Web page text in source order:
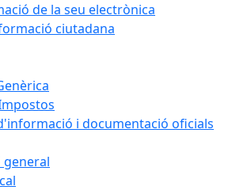
de la seu electrònica
ciutadana
i documentació oficials
general